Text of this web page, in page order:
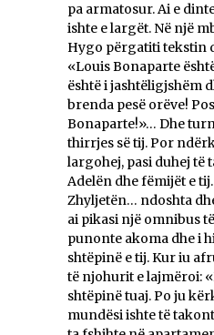
pa armatosur. Ai e
ishte e largët. Në një
Hygo përgatiti tekstin
«Louis Bonaparte
është i jashtëligjshëm
brenda pesë orëve!
Bonaparte!»… Dhe
thirrjes së tij. Por
largohej, pasi duhej të
Adelën dhe fëmijët e
Zhyljetën… ndoshta
ai pikasi një omnibus
punonte akoma dhe i
shtëpinë e tij. Kur iu
të njohurit e lajmëroi:
shtëpinë tuaj. Po ju
mundësi ishte të